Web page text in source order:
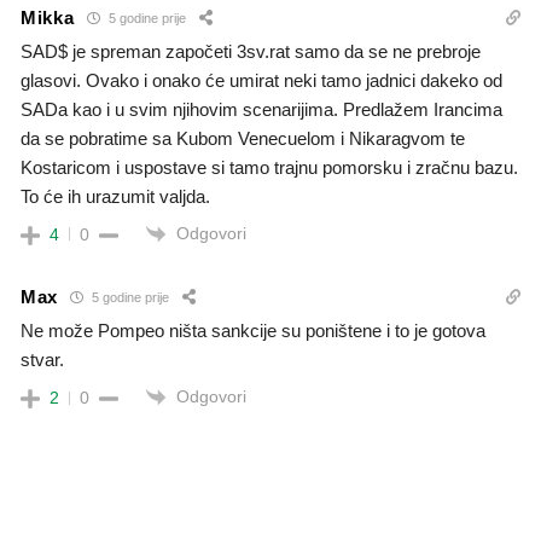
Mikka 5 godine prije
SAD$ je spreman započeti 3sv.rat samo da se ne prebroje
glasovi. Ovako i onako će umirat neki tamo jadnici dakeko od
SADa kao i u svim njihovim scenarijima. Predlažem Irancima
da se pobratime sa Kubom Venecuelom i Nikaragvom te
Kostaricom i uspostave si tamo trajnu pomorsku i zračnu bazu.
To će ih urazumit valjda.
4 0 Odgovori
Max 5 godine prije
Ne može Pompeo ništa sankcije su poništene i to je gotova
stvar.
2 0 Odgovori